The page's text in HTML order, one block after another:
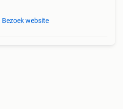
Bezoek website